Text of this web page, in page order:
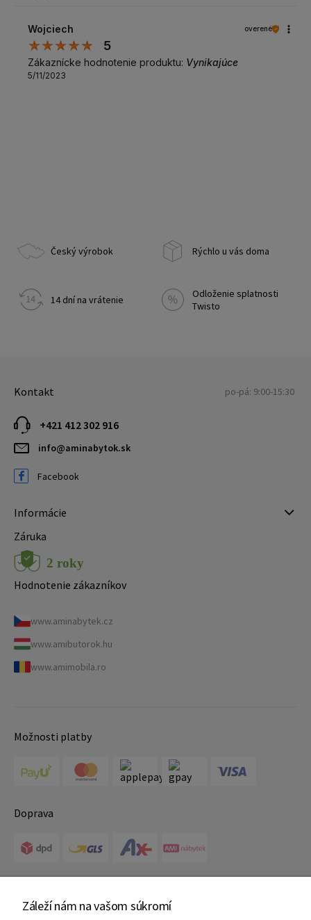
Wojciech overené
5
Zákaznícke hodnotenie produktu: Vynikajúce
5/11/2023
Český výrobok Rýchlo u vás doma
14 dní na vrátenie
Odloženie splatnosti
Twisto
Kontakt po-pá: 9:00-15:30
+421 412 302 916
info@aminabytok.sk
Facebook
Informácie
Záruka
Hodnotenie zákazníkov
www.aminabytek.cz
www.amibutorok.hu
www.amimobila.ro
Možnosti platby
Doprava
Záleží nám na vašom súkromí